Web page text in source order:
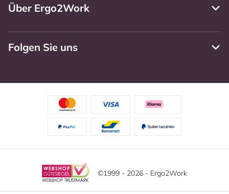
Über Ergo2Work
Folgen Sie uns
©1999 - 2026 - Ergo2Work